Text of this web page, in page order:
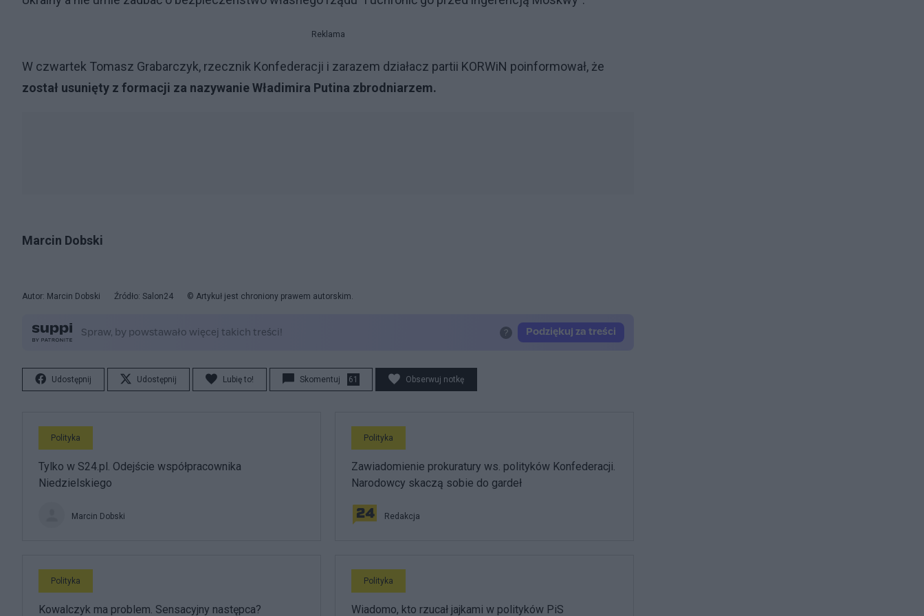
Reklama
W czwartek Tomasz Grabarczyk, rzecznik Konfederacji i zarazem działacz partii KORWiN poinformował, że
został usunięty z formacji za nazywanie Władimira Putina zbrodniarzem.
Marcin Dobski
Autor: Marcin Dobski Źródło: Salon24 © Artykuł jest chroniony prawem autorskim.
Udostępnij Udostępnij Lubię to! Skomentuj 61 Obserwuj notkę
Polityka
Tylko w S24.pl. Odejście współpracownika
Niedzielskiego
Marcin Dobski
Polityka
Zawiadomienie prokuratury ws. polityków Konfederacji.
Narodowcy skaczą sobie do gardeł
Redakcja
Polityka
Kowalczyk ma problem. Sensacyjny następca?
Polityka
Wiadomo, kto rzucał jajkami w polityków PiS